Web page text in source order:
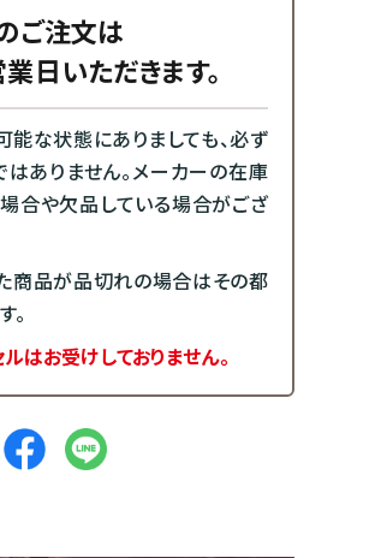
ご注文は
日いただきます。
な状態にありましても、必ず
ありません。メーカーの在庫
合や欠品している場合がござ
商品が品切れの場合はその都
。
はお受けしておりません。